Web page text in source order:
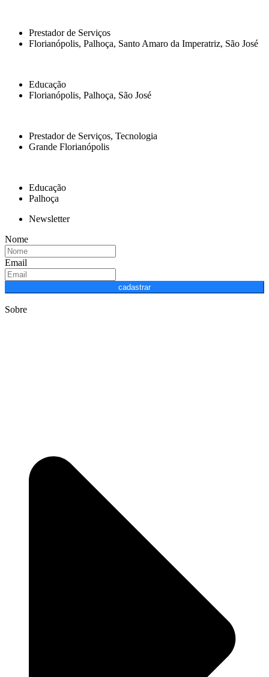
Prestador de Serviços
Florianópolis, Palhoça, Santo Amaro da Imperatriz, São José
Educação
Florianópolis, Palhoça, São José
Prestador de Serviços, Tecnologia
Grande Florianópolis
Educação
Palhoça
Newsletter
Nome
Email
cadastrar
Sobre